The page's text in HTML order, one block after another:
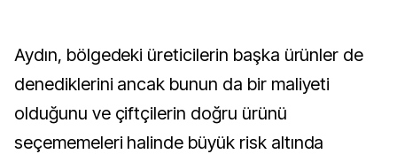
Aydın, bölgedeki üreticilerin başka ürünler de
denediklerini ancak bunun da bir maliyeti
olduğunu ve çiftçilerin doğru ürünü
seçememeleri halinde büyük risk altında